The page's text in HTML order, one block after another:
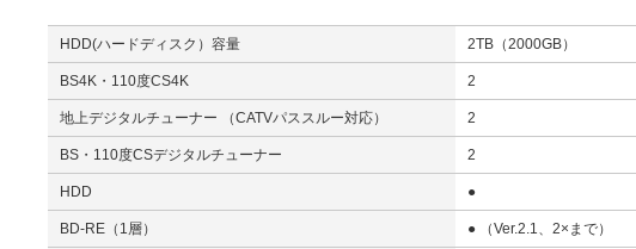
HDD(ハードディスク）容量 2TB（2000GB）
BS4K・110度CS4K 2
地上デジタルチューナー （CATVパススルー対応） 2
BS・110度CSデジタルチューナー 2
HDD ●
BD-RE（1層） ● （Ver.2.1、2×まで）